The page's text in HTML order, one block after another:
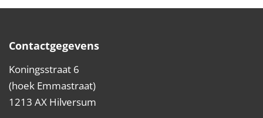
Contactgegevens
Koningsstraat 6
(hoek Emmastraat)
1213 AX Hilversum